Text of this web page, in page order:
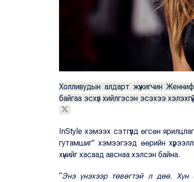
Холливудын алдарт жүжигчин
байгаа эсхүл хийлгэсэн эсэхээ
InStyle хэмээх сэтгүүлд өгсөн
гутамшиг” хэмээгээд өөрийн
хүнийг хасаад авснаа хэлсэн байна.
“Энэ үнэхээр төвөгтэй л дөө.